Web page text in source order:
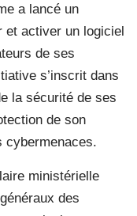
a lancé un
et activer un logiciel
de ses
s’inscrit dans
la sécurité de ses
de son
cybermenaces.
ministérielle
des